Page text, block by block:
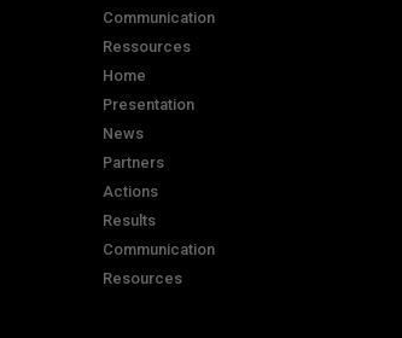
Communication
Ressources
Home
Presentation
News
Partners
Actions
Results
Communication
Resources